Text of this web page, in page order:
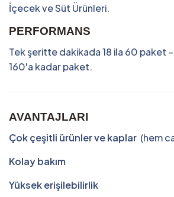
İçecek ve Süt Ürünleri.
PERFORMANS
Tek şeritte dakikada 18 ila 60 paket
160'a kadar paket.
AVANTAJLARI
Çok çeşitli ürünler ve kaplar (hem
Kolay bakım
Yüksek erişilebilirlik